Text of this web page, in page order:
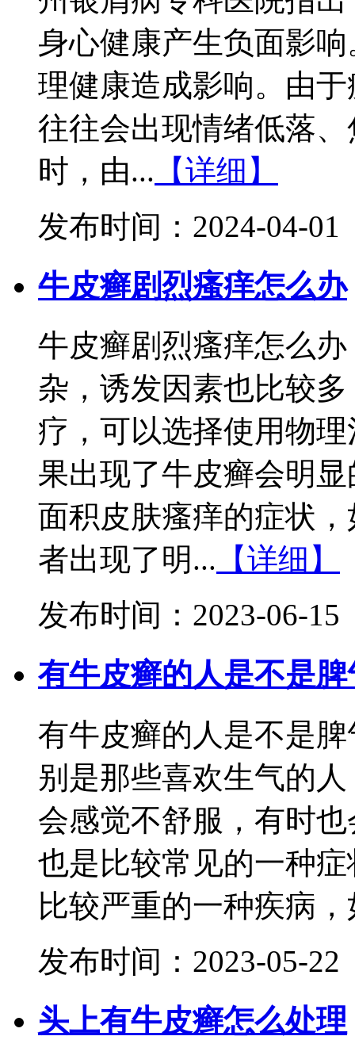
身心健康产生负面影
理健康造成影响。由
往往会出现情绪低落
时，由... 【详细】
发布时间：2024-04-01
牛皮癣剧烈瘙痒怎么办
牛皮癣剧烈瘙痒怎么
杂，诱发因素也比较
疗，可以选择使用物
果出现了牛皮癣会明
面积皮肤瘙痒的症状
者出现了明... 【详细】
发布时间：2023-06-15
有牛皮癣的人是不是
有牛皮癣的人是不是
别是那些喜欢生气的
会感觉不舒服，有时
也是比较常见的一种
比较严重的一种疾病
发布时间：2023-05-22
头上有牛皮癣怎么处理